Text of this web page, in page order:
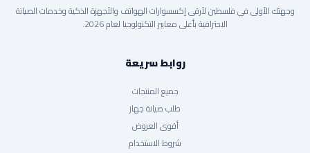
وجهتك الأولى في فلسطين لأرقى إكسسوارات الهواتف والأجهزة الذكية وخدمات الصيانة
الاحترافية بأعلى معايير التكنولوجيا لعام 2026.
روابط سريعة
جميع المنتجات
طلب صيانة جهاز
أقوى العروض
شروط الاستخدام